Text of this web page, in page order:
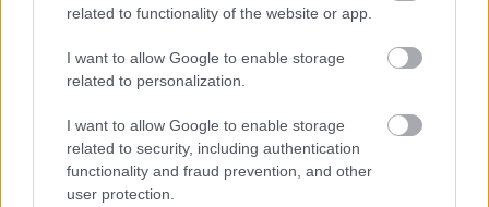
related to functionality of the website or app.
I want to allow Google to enable storage
related to personalization.
I want to allow Google to enable storage
related to security, including authentication
functionality and fraud prevention, and other
user protection.